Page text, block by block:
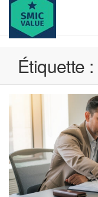
Skip
the
content
Étiquette :